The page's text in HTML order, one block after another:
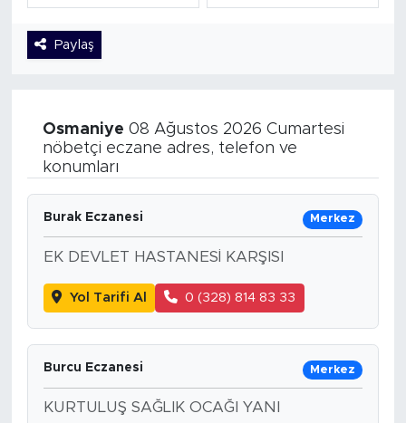
Paylaş
Osmaniye 08 Ağustos 2026 Cumartesi
nöbetçi eczane adres, telefon ve
konumları
Burak Eczanesi Merkez
EK DEVLET HASTANESİ KARŞISI
Yol Tarifi Al 0 (328) 814 83 33
Burcu Eczanesi Merkez
KURTULUŞ SAĞLIK OCAĞI YANI